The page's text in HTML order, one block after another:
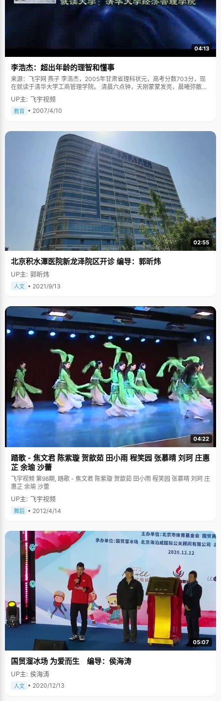
04:13
李浩杰：超出年龄的理智和懂事
来源：飞宇网 燕子 李浩杰，2005年甘肃省理科状元，高考分数703分，现
在就读于清华大学工商管理学院。 清晨六点钟，天刚蒙蒙发亮，晨曦弥散了
整个清华校园，李浩杰早已经悄悄起床，开始了一天的生活。初春的阳光暖
暖的，照在身上非常舒服，操场上还很空旷，李浩杰一个人沿着跑道一圈一
圈的跑，用心享受着这种难得的宁静和清新。 李浩杰的爸爸妈妈都是军人，
己一起吃早餐，慢慢的，李浩杰也就养成了早起的习惯，只要天一发亮她就
会起床了，夏天的时候甚至更早，五点就起床。当其他同学开始起床忙碌的
时候，李浩杰已经跑完步、吃过早点，坐在教室自习了。李浩杰非常享受这
种充实的生活，"早起的这两个小时，可以做很多的事情，尤其是站在空无一
人的操场上读英语，非常有效率"。据说，在高三的时候，李浩杰每天只睡四
个小时，她坦诚："我能比别人优秀一点，是因为我比别人花的时间多，想得
多，"在拥有相同时间的情况下，早起一点，就等于比别人多出了一些时间。
每天这样跟自己抢时间，肯定会很辛苦，不过李浩杰说，如果知道自己还有
很多事情要去做，一定不会困的。有意思的是，现在无论是在家里和还是宿
舍，李浩杰成了一个活闹钟，谁有什么事情都不用上闹钟，只要告诉李浩
杰，到时候"闹"他们起床。 李浩杰直言自己是个敏感的人，对于自己关注的
人能通过他们细小的情绪变化感知出他们的想法和喜怒哀乐，尤其是自己的
爸爸妈妈，她能很轻易的感知到他们的感受。李浩杰小时候身体特别不好，
需要经常去医院，每次都弄得惊天动地的，在迷糊中，李浩杰看到了妈妈面
无表情的面庞，只有两行泪无声的滑落，那种揪心的感觉，让李浩杰一直难
以忘记。初中的时候，一次过马路的时候，有一辆车从前边飞快的开过，李
妈妈的第一反应，不是来护着自己，而是下意识紧紧抓住李浩杰的手。李浩
是父母心中的一根拐杖了。所以，李浩杰从小就很安静，非常懂事，有时间
就看书，帮爸爸妈妈做事，从来不做让他们生气的事情，甚至在填报志愿的
生来完成了一家人的期望。 在父母面前，李浩杰已经习惯了报喜不报忧，做
什么事情之前，会先想一下妈妈会不会高兴。当着妈妈的面，李浩杰从来不
哭，也不会表现出难过，怕妈妈因此担心，所以每次不开心的时候，她就写
字，写整个事情的经过，写自己的感受，没有逻辑，不成片断，写完之后，
就扔进纸箩，让烦恼跟着纸片一起被撕碎。 李浩杰很喜欢安静，喜欢一个人
跑步，一个人吃早餐，一个人坐在空荡的教室角落看书，喜欢在喧闹的聚会
中，当一个旁听者，静静的观察别人的言行，她甚至面对任何事情都能保持
平静的心态。 "什么是难题？只有自己解决不了的才是难题"。 "将自己的烦
恼倒给别人是很不负责任的事情" 。 "世界上最难过的事情不是你难过，而是
真心为你好的人替你难过"。 "只要在乎的人，只要用心，就能感知他们情绪
的变化和心里真正的想法"。 从李浩杰身上，我看到了一颗平静的心，一份超
出年龄的理智和懂事，或许，这几句话不仅仅适用于李浩杰，也适用于你
我。
UP主: 飞宇视频
教育 • 2007/4/10
02:55
北京积水潭医院新龙泽院区开诊 编导：郭昕炜
UP主: 郭昕炜
人文 • 2021/9/13
04:22
踏歌 - 焦文君 陈紫璇 贺歆茹 田小雨 程笑园 张慕晴 刘珂 庄惠
芷 余瑜 沙蕾
飞宇视频 第98期, 踏歌 - 焦文君 陈紫璇 贺歆茹 田小雨 程笑园 张慕晴 刘珂 庄
惠芷 余瑜 沙蕾
UP主: 飞宇视频
舞蹈 • 2012/4/14
05:07
国贸溜冰场 为爱而生 编导：侯海涛
UP主: 侯海涛
人文 • 2020/12/13